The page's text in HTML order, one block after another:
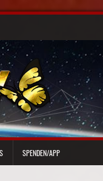
SPENDEN/APP